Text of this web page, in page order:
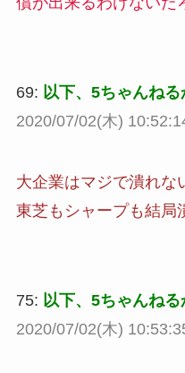
69: 以下、5ちゃんね
2020/07/02(木)
大企業はマジで潰れな
東芝もシャープも結局
75: 以下、5ちゃんね
2020/07/02(木)